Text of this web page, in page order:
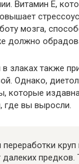
Витамин Е,
мозга,
должно
злаках также
Однако,
которые
где вы выросли.
предков.